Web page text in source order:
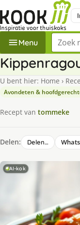
Menu Zoek
U bent hier: Home ›
Avondeten &
Recept van tommeke
Delen: Delen…
AI-kok